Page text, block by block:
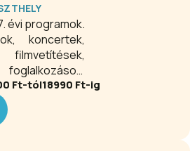
évi programok.
koncertek,
filmvetítések,
még számos
és fakultatív
Keszthelyen
Ft-tól18990 Ft-ig